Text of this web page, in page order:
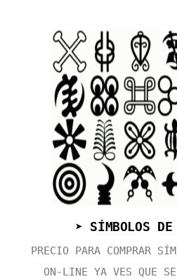
➤ SÍMBOLOS
PRECIO PARA COMPRAR
ON-LINE YA VES QUE